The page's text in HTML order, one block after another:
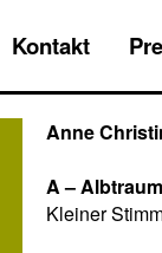
Kontakt
Anne
A –
Kleiner